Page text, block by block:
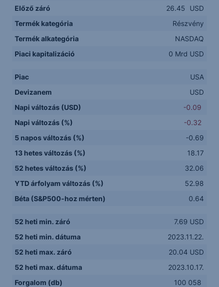
Előző záró
26.45
USD
Termék kategória
Részvény
Termék alkategória
NASDAQ
Piaci kapitalizáció
0 Mrd USD
Piac
USA
Devizanem
USD
Napi változás (USD)
-0.09
Napi változás (%)
-0.32
5 napos változás (%)
-0.69
13 hetes változás (%)
18.17
52 hetes változás (%)
32.06
YTD árfolyam változás (%)
52.98
Béta (S&P500-hoz mérten)
0.64
52 heti min. záró
7.69 USD
52 heti min. dátuma
2023.11.22.
52 heti max. záró
20.04 USD
52 heti max. dátuma
2023.10.17.
Forgalom (db)
100 058